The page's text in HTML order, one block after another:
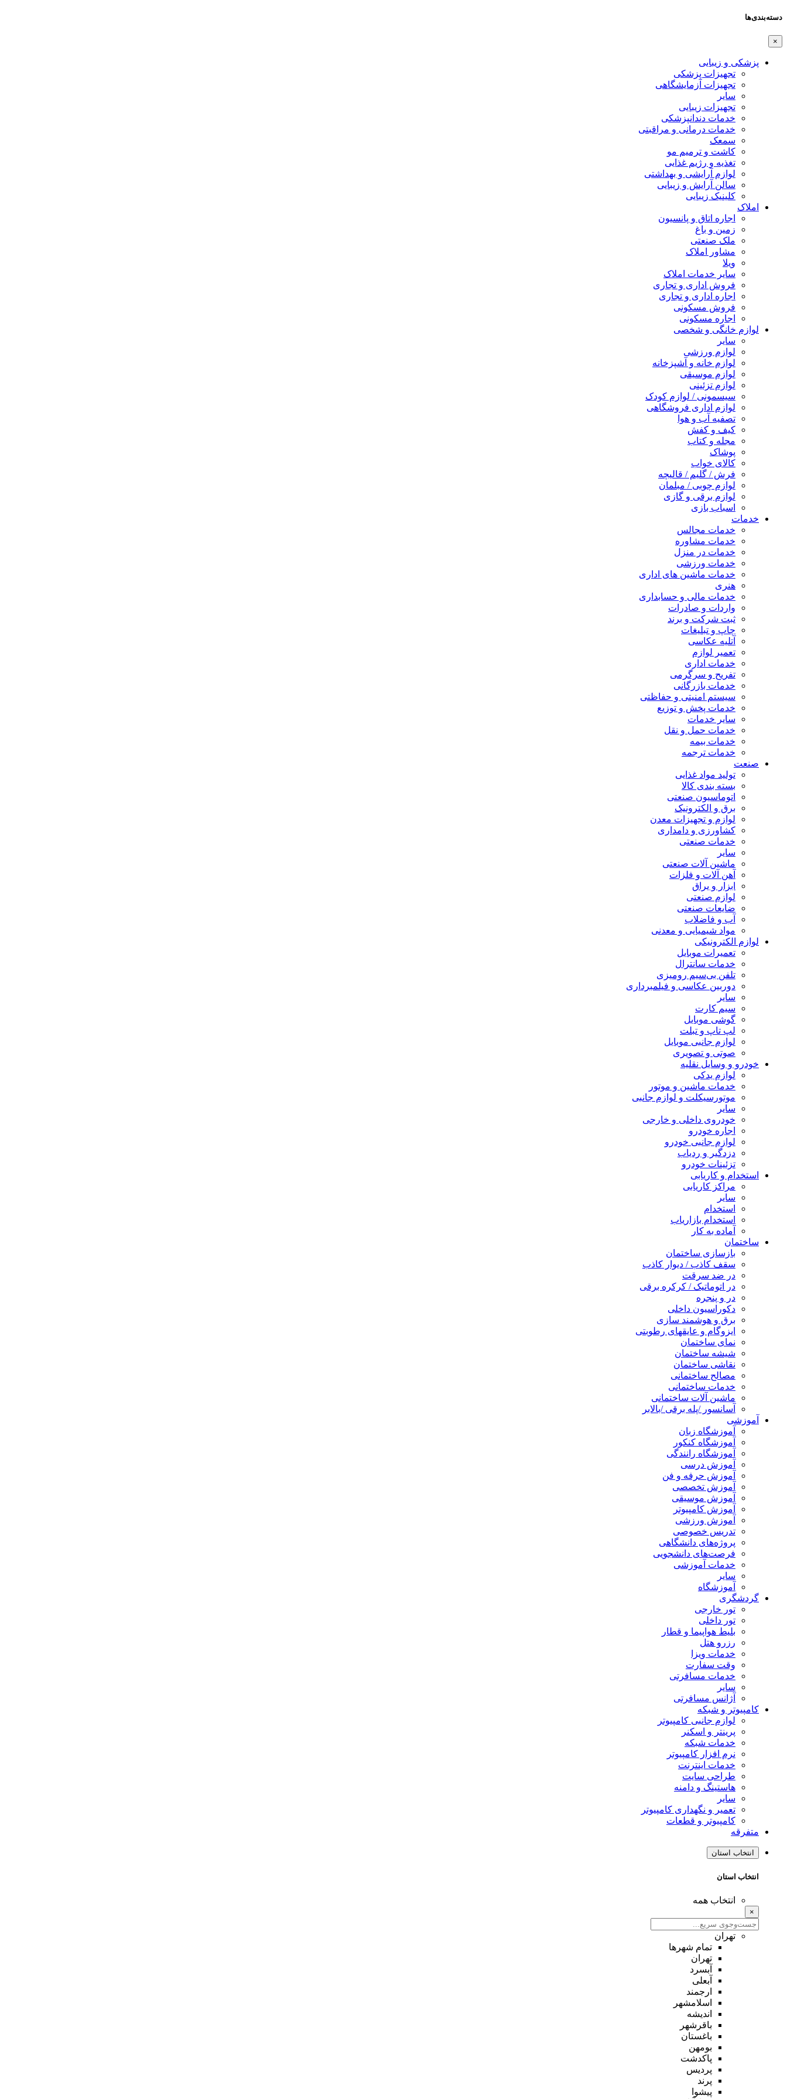
دسته‌بندی‌ها
×
پزشکی و زیبایی
تجهیزات پزشکی
تجهیزات آزمایشگاهی
سایر
تجهیزات زیبایی
خدمات دندانپزشکی
خدمات درمانی و مراقبتی
سمعک
کاشت و ترمیم مو
تغذیه و رژیم غذایی
لوازم آرایشی و بهداشتی
سالن آرایش و زیبایی
کلینیک زیبایی
املاک
اجاره اتاق و پانسیون
زمین و باغ
ملک صنعتی
مشاور املاک
ویلا
سایر خدمات املاک
فروش اداری و تجاری
اجاره اداری و تجاری
فروش مسکونی
اجاره مسکونی
لوازم خانگی و شخصی
سایر
لوازم ورزشی
لوازم خانه و آشپزخانه
لوازم موسیقی
لوازم تزئینی
سیسمونی / لوازم کودک
لوازم اداری فروشگاهی
تصفیه آب و هوا
کیف و کفش
مجله و کتاب
پوشاک
کالای خواب
فرش / گلیم / قالیچه
لوازم چوبی / مبلمان
لوازم برقی و گازی
اسباب بازی
خدمات
خدمات مجالس
خدمات مشاوره
خدمات در منزل
خدمات ورزشی
خدمات ماشین های اداری
هنری
خدمات مالی و حسابداری
واردات و صادرات
ثبت شرکت و برند
چاپ و تبلیغات
آتلیه عکاسی
تعمیر لوازم
خدمات اداری
تفریح و سرگرمی
خدمات بازرگانی
سیستم امنیتی و حفاظتی
خدمات پخش و توزیع
سایر خدمات
خدمات حمل و نقل
خدمات بیمه
خدمات ترجمه
صنعت
تولید مواد غذایی
بسته بندی کالا
اتوماسیون صنعتی
برق و الکترونیک
لوازم و تجهیزات معدن
کشاورزی و دامداری
خدمات صنعتی
سایر
ماشین آلات صنعتی
آهن آلات و فلزات
ابزار و یراق
لوازم صنعتی
ضایعات صنعتی
آب و فاضلاب
مواد شیمیایی و معدنی
لوازم الکترونیکی
تعمیرات موبایل
خدمات سانترال
تلفن بی‌سیم رومیزی
دوربین عکاسی و فیلمبرداری
سایر
سیم کارت
گوشی موبایل
لپ تاپ و تبلت
لوازم جانبی موبایل
صوتی و تصویری
خودرو و وسایل نقلیه
لوازم یدکی
خدمات ماشین و موتور
موتورسیکلت و لوازم جانبی
سایر
خودروی داخلی و خارجی
اجاره خودرو
لوازم جانبی خودرو
دزدگیر و ردیاب
تزئینات خودرو
استخدام و کاریابی
مراکز کاریابی
سایر
استخدام
استخدام بازاریاب
آماده به کار
ساختمان
بازسازی ساختمان
سقف کاذب / دیوار کاذب
در ضد سرقت
در اتوماتیک / کرکره برقی
در و پنجره
دکوراسیون داخلی
برق و هوشمند سازی
ایزوگام و عایقهای رطوبتی
نمای ساختمان
شیشه ساختمان
نقاشی ساختمان
مصالح ساختمانی
خدمات ساختمانی
ماشین آلات ساختمانی
آسانسور /پله برقی /بالابر
آموزشی
آموزشگاه زبان
آموزشگاه کنکور
آموزشگاه رانندگی
آموزش درسی
آموزش حرفه و فن
آموزش تخصصی
آموزش موسیقی
آموزش کامپیوتر
آموزش ورزشی
تدریس خصوصی
پروژه‌های دانشگاهی
فرصت‌های دانشجویی
خدمات آموزشی
سایر
آموزشگاه
گردشگری
تور خارجی
تور داخلی
بلیط هواپیما و قطار
رزرو هتل
خدمات ویزا
وقت سفارت
خدمات مسافرتی
سایر
آژانس مسافرتی
کامپیوتر و شبکه
لوازم جانبی کامپیوتر
پرینتر و اسکنر
خدمات شبکه
نرم افزار کامپیوتر
خدمات اینترنت
طراحی سایت
هاستینگ و دامنه
سایر
تعمیر و نگهداری کامپیوتر
کامپیوتر و قطعات
متفرقه
انتخاب استان
انتخاب استان
انتخاب همه
×
تهران
تمام شهر‌ها
تهران
آبسرد
آبعلی
ارجمند
اسلامشهر
اندیشه
باقرشهر
باغستان
بومهن
پاکدشت
پردیس
پرند
پیشوا